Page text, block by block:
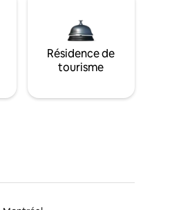
Résidence de
tourisme